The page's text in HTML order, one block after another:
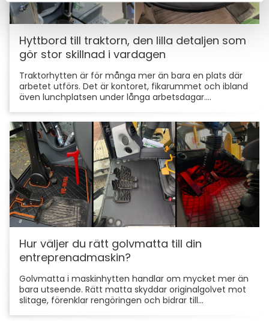
Hyttbord till traktorn, den lilla detaljen som
gör stor skillnad i vardagen
Traktorhytten är för många mer än bara en plats där
arbetet utförs. Det är kontoret, fikarummet och ibland
även lunchplatsen under långa arbetsdagar....
Hur väljer du rätt golvmatta till din
entreprenadmaskin?
Golvmatta i maskinhytten handlar om mycket mer än
bara utseende. Rätt matta skyddar originalgolvet mot
slitage, förenklar rengöringen och bidrar till...